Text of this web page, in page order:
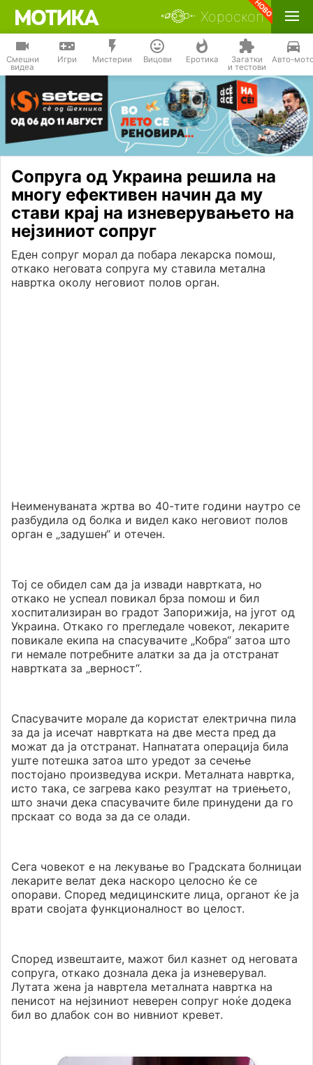
Хороскоп
Смешни
видеа
Игри Мистерии Вицови Еротика Загатки
и тестови
Авто-
Сопруга од Украина решила на
многу ефективен начин да му
стави крај на изневерувањето на
нејзиниот сопруг
Еден сопруг морал да побара лекарска помош,
откако неговата сопруга му ставила метална
навртка околу неговиот полов орган.
Неименуваната жртва во 40-тите години наутро се
разбудила од болка и видел како неговиот полов
орган е „задушен“ и отечен.
Тој се обидел сам да ја извади навртката, но
откако не успеал повикал брза помош и бил
хоспитализиран во градот Запорижија, на југот од
Украина. Откако го прегледале човекот, лекарите
повикале екипа на спасувачите „Кобра“ затоа што
ги немале потребните алатки за да ја отстранат
навртката за „верност“.
Спасувачите морале да користат електрична пила
за да ја исечат навртката на две места пред да
можат да ја отстранат. Напнатата операција била
уште потешка затоа што уредот за сечење
постојано произведува искри. Металната навртка,
исто така, се загрева како резултат на триењето,
што значи дека спасувачите биле принудени да го
прскаат со вода за да се олади.
Сега човекот е на лекување во Градската болницаи
лекарите велат дека наскоро целосно ќе се
опорави. Според медицинските лица, органот ќе ја
врати својата функционалност во целост.
Според извештаите, мажот бил казнет од неговата
сопруга, откако дознала дека ја изневерувал.
Лутата жена ја навртела металната навртка на
пенисот на нејзиниот неверен сопруг ноќе додека
бил во длабок сон во нивниот кревет.